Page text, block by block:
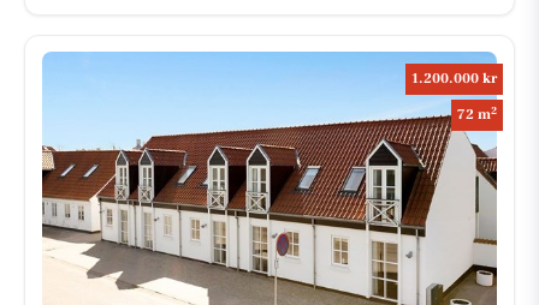
1.200.000 kr
72 m2